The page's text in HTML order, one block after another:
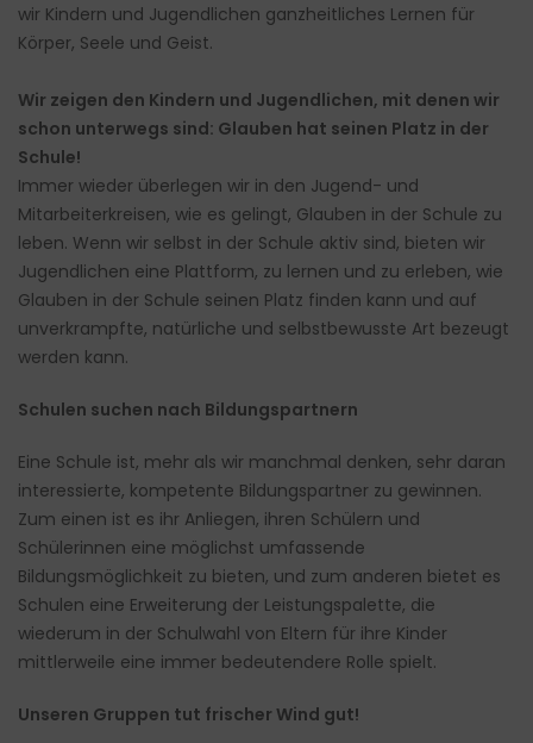
wir Kindern und Jugendlichen ganzheitliches Lernen für
Körper, Seele und Geist.
Wir zeigen den Kindern und Jugendlichen, mit denen wir
schon unterwegs sind: Glauben hat seinen Platz in der
Schule!
Immer wieder überlegen wir in den Jugend- und
Mitarbeiterkreisen, wie es gelingt, Glauben in der Schule zu
leben. Wenn wir selbst in der Schule aktiv sind, bieten wir
Jugendlichen eine Plattform, zu lernen und zu erleben, wie
Glauben in der Schule seinen Platz finden kann und auf
unverkrampfte, natürliche und selbstbewusste Art bezeugt
werden kann.
Schulen suchen nach Bildungspartnern
Eine Schule ist, mehr als wir manchmal denken, sehr daran
interessierte, kompetente Bildungspartner zu gewinnen.
Zum einen ist es ihr Anliegen, ihren Schülern und
Schülerinnen eine möglichst umfassende
Bildungsmöglichkeit zu bieten, und zum anderen bietet es
Schulen eine Erweiterung der Leistungspalette, die
wiederum in der Schulwahl von Eltern für ihre Kinder
mittlerweile eine immer bedeutendere Rolle spielt.
Unseren Gruppen tut frischer Wind gut!